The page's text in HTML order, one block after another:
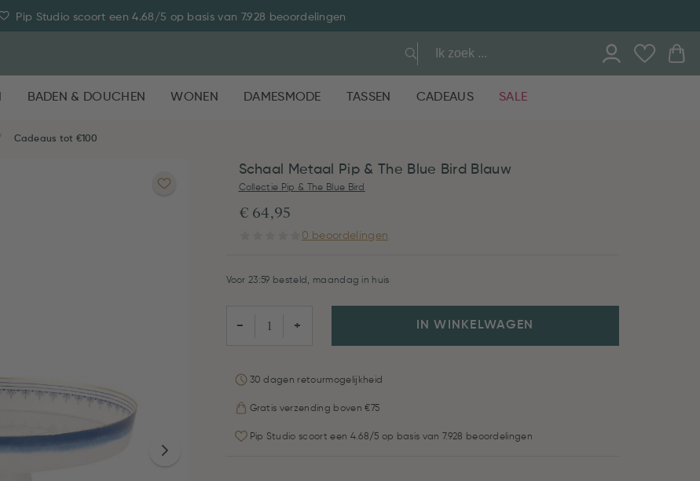
Pip Studio scoort een 4.68/5 op basis van 7.928 beoordelingen
BADEN & DOUCHEN WONEN DAMESMODE TASSEN CADEAUS SALE
Cadeaus tot €100
Schaal Metaal Pip & The Blue Bird Blauw
Collectie Pip & The Blue Bird
€ 64,95
0 beoordelingen
Voor 23:59 besteld, maandag in huis
− + IN WINKELWAGEN
30 dagen retourmogelijkheid
Gratis verzending boven €75
Pip Studio scoort een 4.68/5 op basis van 7.928 beoordelingen